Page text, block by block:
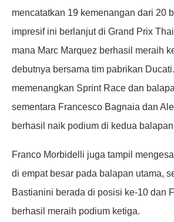
mencatatkan 19 kemenangan dari 20
impresif ini berlanjut di Grand Prix
mana Marc Marquez berhasil meraih
debutnya bersama tim pabrikan
memenangkan Sprint Race dan
sementara Francesco Bagnaia dan
berhasil naik podium di kedua
Franco Morbidelli juga tampil
di empat besar pada balapan utama,
Bastianini berada di posisi ke-10 dan
berhasil meraih podium ketiga.